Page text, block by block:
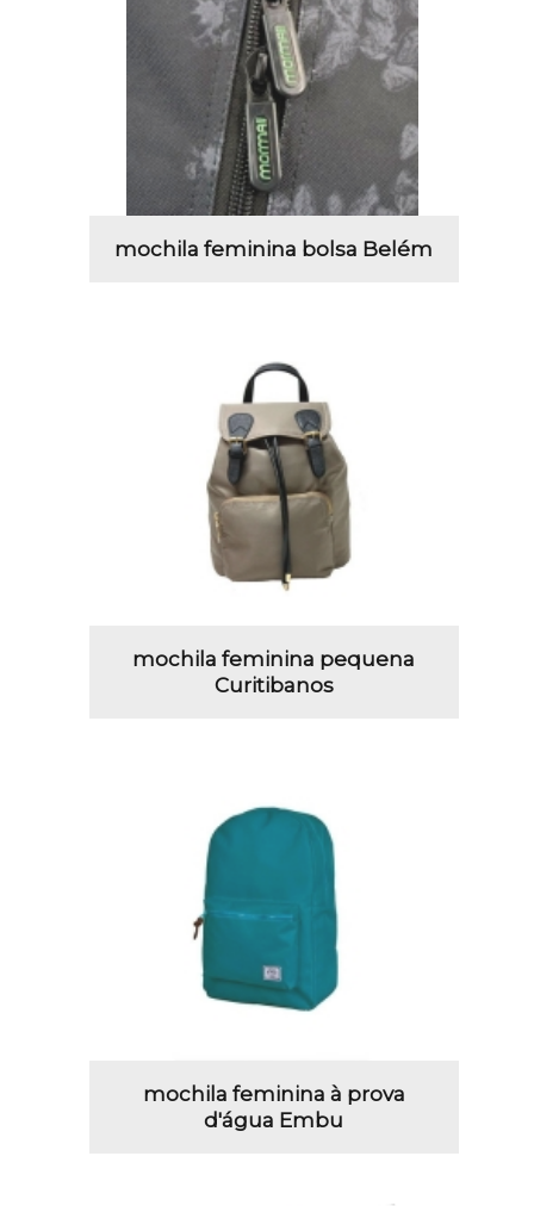
mochila feminina bolsa Belém
mochila feminina pequena
Curitibanos
mochila feminina à prova
d'água Embu